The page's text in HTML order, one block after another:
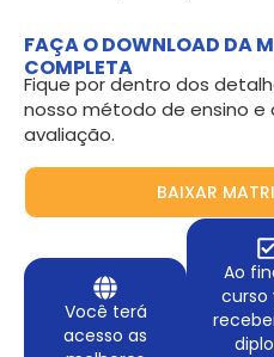
FAÇA O DOWNLOAD DA
COMPLETA
Fique por dentro dos
nosso método de ensino e
avaliação.
BAIXAR
Você terá
acesso as
Ao
curso